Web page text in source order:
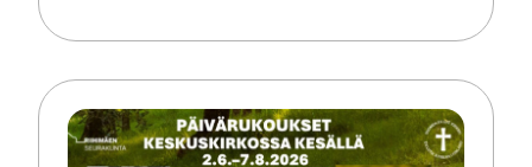
Lue lisää tapahtumasta Kesän rukoushetket